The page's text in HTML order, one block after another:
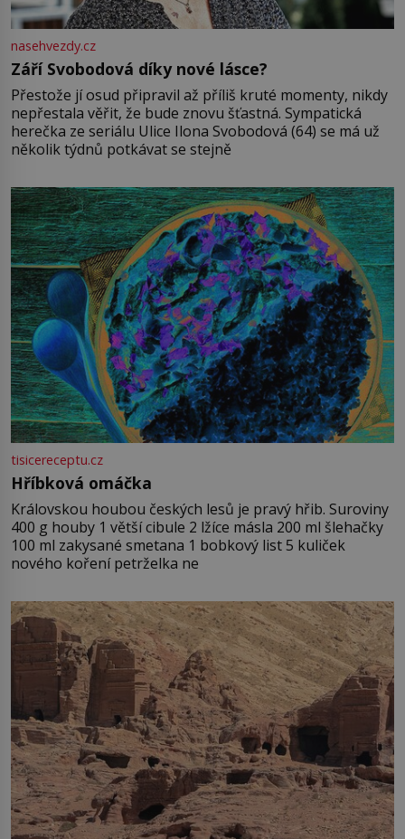
nasehvezdy.cz
Září Svobodová díky nové lásce?
Přestože jí osud připravil až příliš kruté momenty, nikdy
nepřestala věřit, že bude znovu šťastná. Sympatická
herečka ze seriálu Ulice Ilona Svobodová (64) se má už
několik týdnů potkávat se stejně
tisicereceptu.cz
Hříbková omáčka
Královskou houbou českých lesů je pravý hřib. Suroviny
400 g houby 1 větší cibule 2 lžíce másla 200 ml šlehačky
100 ml zakysané smetana 1 bobkový list 5 kuliček
nového koření petrželka ne